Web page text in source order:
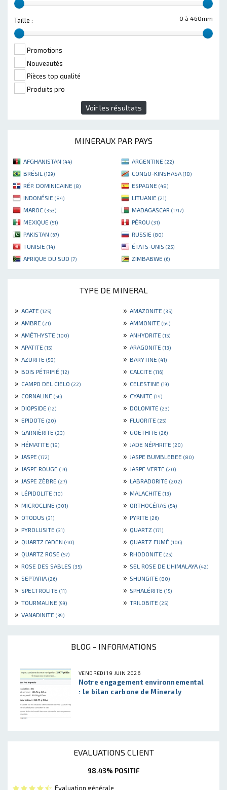
0 à 460mm
Taille :
Promotions
Nouveautés
Pièces top qualité
Produits pro
Voir les résultats
MINERAUX PAR PAYS
AFGHANISTAN (44) ARGENTINE (22)
BRÉSIL (129) CONGO-KINSHASA (18)
RÉP. DOMINICAINE (8) ESPAGNE (48)
INDONÉSIE (84) LITUANIE (21)
MAROC (353) MADAGASCAR (1717)
MEXIQUE (51) PÉROU (31)
PAKISTAN (67) RUSSIE (80)
TUNISIE (14) ÉTATS-UNIS (25)
AFRIQUE DU SUD (7) ZIMBABWE (6)
TYPE DE MINERAL
» AGATE (125) » AMAZONITE (35)
» AMBRE (21) » AMMONITE (64)
» AMÉTHYSTE (100) » ANHYDRITE (15)
» APATITE (15) » ARAGONITE (13)
» AZURITE (58) » BARYTINE (41)
» BOIS PÉTRIFIÉ (12) » CALCITE (116)
» CAMPO DEL CIELO (22) » CELESTINE (19)
» CORNALINE (56) » CYANITE (14)
» DIOPSIDE (12) » DOLOMITE (23)
» EPIDOTE (20) » FLUORITE (25)
» GARNIÈRITE (23) » GOETHITE (26)
» HÉMATITE (18) » JADE NÉPHRITE (20)
» JASPE (172) » JASPE BUMBLEBEE (80)
» JASPE ROUGE (19) » JASPE VERTE (20)
» JASPE ZÈBRE (27) » LABRADORITE (202)
» LÉPIDOLITE (10) » MALACHITE (13)
» MICROCLINE (301) » ORTHOCÉRAS (54)
» OTODUS (31) » PYRITE (26)
» PYROLUSITE (31) » QUARTZ (171)
» QUARTZ FADEN (40) » QUARTZ FUMÉ (106)
» QUARTZ ROSE (57) » RHODONITE (25)
» ROSE DES SABLES (35) » SEL ROSE DE L'HIMALAYA (42)
» SEPTARIA (26) » SHUNGITE (80)
» SPECTROLITE (11) » SPHALÉRITE (15)
» TOURMALINE (99) » TRILOBITE (25)
» VANADINITE (39)
BLOG - INFORMATIONS
VENDREDI 19 JUIN 2026
Notre engagement environnemental
: le bilan carbone de Mineraly
EVALUATIONS CLIENT
98.43% POSITIF
Evaluation générale